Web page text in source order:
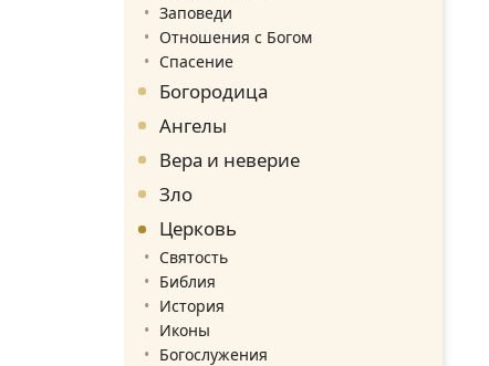
Заповеди
Отношения с Богом
Спасение
Богородица
Ангелы
Вера и неверие
Зло
Церковь
Святость
Библия
История
Иконы
Богослужения